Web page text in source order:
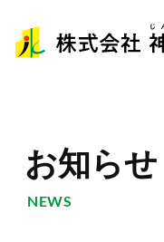
お知らせ
NEWS